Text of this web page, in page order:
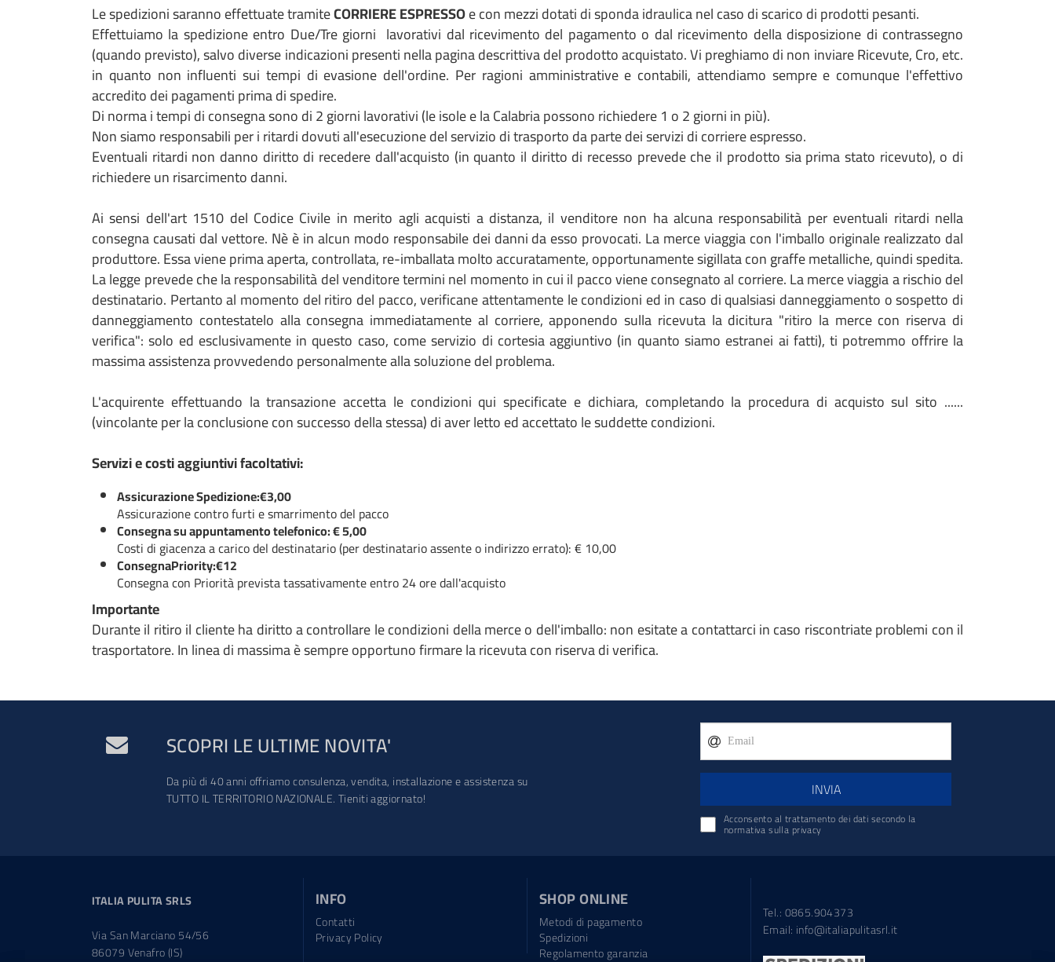
Le spedizioni saranno effettuate tramiteCORRIERE ESPRESSOe con mezzi dotati di sponda idraulica nel caso di scarico di prodotti pesanti.
Effettuiamo la spedizione entro Due/Tre giorni lavorativi dal ricevimento del pagamento o dal ricevimento della disposizione di contrassegno
(quando previsto), salvo diverse indicazioni presenti nella pagina descrittiva del prodotto acquistato. Vi preghiamo di non inviare Ricevute, Cro, etc.
in quanto non influenti sui tempi di evasione dell'ordine. Per ragioni amministrative e contabili, attendiamo sempre e comunque l'effettivo
accredito dei pagamenti prima di spedire.
Di norma i tempi di consegna sono di 2 giorni lavorativi (le isole e la Calabria possono richiedere 1 o 2 giorni in più).
Non siamo responsabili per i ritardi dovuti all'esecuzione del servizio di trasporto da parte dei servizi di corriere espresso.
Eventuali ritardi non danno diritto di recedere dall'acquisto (in quanto il diritto di recesso prevede che il prodotto sia prima stato ricevuto), o di
richiedere un risarcimento danni.
Ai sensi dell'art 1510 del Codice Civile in merito agli acquisti a distanza, il venditore non ha alcuna responsabilità per eventuali ritardi nella
consegna causati dal vettore. Nè è in alcun modo responsabile dei danni da esso provocati. La merce viaggia con l'imballo originale realizzato dal
produttore. Essa viene prima aperta, controllata, re-imballata molto accuratamente, opportunamente sigillata con graffe metalliche, quindi spedita.
La legge prevede che la responsabilità del venditore termini nel momento in cui il pacco viene consegnato al corriere. La merce viaggia a rischio del
destinatario. Pertanto al momento del ritiro del pacco, verificane attentamente le condizioni ed in caso di qualsiasi danneggiamento o sospetto di
danneggiamento contestatelo alla consegna immediatamente al corriere, apponendo sulla ricevuta la dicitura "ritiro la merce con riserva di
verifica": solo ed esclusivamente in questo caso, come servizio di cortesia aggiuntivo (in quanto siamo estranei ai fatti), ti potremmo offrire la
massima assistenza provvedendo personalmente alla soluzione del problema.
L'acquirente effettuando la transazione accetta le condizioni qui specificate e dichiara, completando la procedura di acquisto sul sito ......
(vincolante per la conclusione con successo della stessa) di aver letto ed accettato le suddette condizioni.
Servizi e costi aggiuntivi facoltativi:
Assicurazione Spedizione:€3,00
Assicurazione contro furti e smarrimento del pacco
Consegna su appuntamento telefonico: € 5,00
Costi di giacenza a carico del destinatario (per destinatario assente o indirizzo errato): € 10,00
ConsegnaPriority:€12
Consegna con Priorità prevista tassativamente entro 24 ore dall'acquisto
Importante
Durante il ritiro il cliente ha diritto a controllare le condizioni della merce o dell'imballo: non esitate a contattarci in caso riscontriate problemi con il
trasportatore. In linea di massima è sempre opportuno firmare la ricevuta con riserva di verifica.
SCOPRI LE ULTIME NOVITA'
Da più di 40 anni offriamo consulenza, vendita, installazione e assistenza su
TUTTO IL TERRITORIO NAZIONALE. Tieniti aggiornato!
INVIA
Acconsento al trattamento dei dati secondo la
normativa sulla privacy
ITALIA PULITA SRLS
Via San Marciano 54/56
86079 Venafro (IS)
INFO
Contatti
Privacy Policy
SHOP ONLINE
Metodi di pagamento
Spedizioni
Regolamento garanzia
Tel.: 0865.904373
Email: info@italiapulitasrl.it